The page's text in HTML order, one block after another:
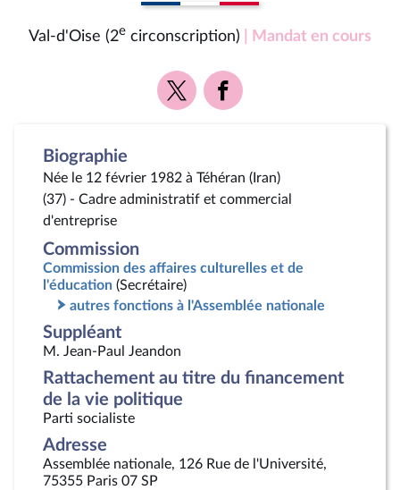
Val-d'Oise (2e circonscription) | Mandat en cours
Voir
la
Voir
la
Biographie
Née le 12 février 1982 à Téhéran (Iran)
(37) - Cadre administratif et commercial
d'entreprise
Commission
Commission des affaires culturelles et de
l'éducation (Secrétaire)
autres fonctions à l'Assemblée nationale
Suppléant
M. Jean-Paul Jeandon
Rattachement au titre du financement
de la vie politique
Parti socialiste
Adresse
Assemblée nationale, 126 Rue de l'Université,
75355 Paris 07 SP